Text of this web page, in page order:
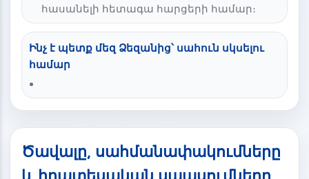
հասանելի հետագա հարցերի համար։
Ինչ է պետք մեզ Ձեզանից՝ սահուն սկսելու
համար
Ծավալը, սահմանափակումները
և իրատեսական սպասումները